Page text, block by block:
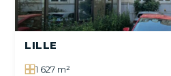
LILLE
1 627 m²